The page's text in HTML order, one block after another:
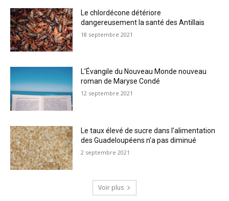
Le chlordécone détériore
dangereusement la santé des Antillais
18 septembre 2021
L’Évangile du Nouveau Monde nouveau
roman de Maryse Condé
12 septembre 2021
Le taux élevé de sucre dans l’alimentation
des Guadeloupéens n’a pas diminué
2 septembre 2021
Voir plus